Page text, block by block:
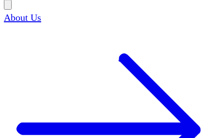
About Us